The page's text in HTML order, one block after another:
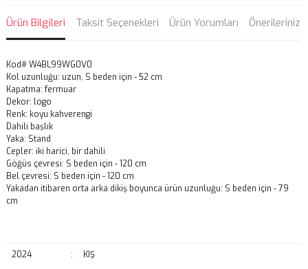
Ürün Bilgileri Taksit Seçenekleri Ürün Yorumları Önerileriniz
Kod# W4BL99WG0V0
Kol uzunluğu: uzun, S beden için - 52 cm
Kapatma: fermuar
Dekor: logo
Renk: koyu kahverengi
Dahili başlık
Yaka: Stand
Cepler: iki harici, bir dahili
Göğüs çevresi: S beden için - 120 cm
Bel çevresi: S beden için - 120 cm
Yakadan itibaren orta arka dikiş boyunca ürün uzunluğu: S beden için - 79
cm
2024 : KIŞ